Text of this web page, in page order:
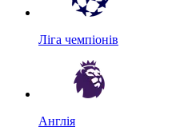
Ліга чемпіонів
Англія